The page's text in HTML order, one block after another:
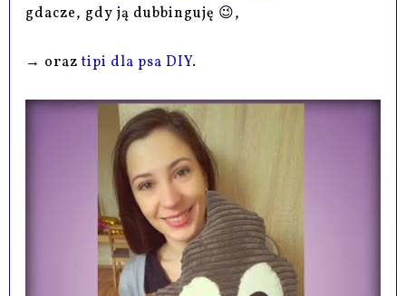
gdacze, gdy ją dubbinguję 😉,
→ oraztipi dla psa DIY.